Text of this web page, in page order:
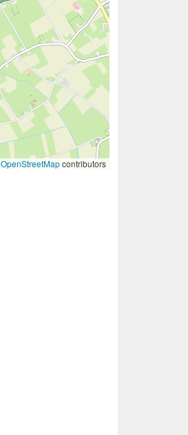
OpenStreetMapcontributors